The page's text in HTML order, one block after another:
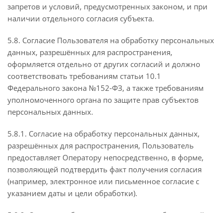
запретов и условий, предусмотренных законом, и при
наличии отдельного согласия субъекта.
5.8. Согласие Пользователя на обработку персональных
данных, разрешённых для распространения,
оформляется отдельно от других согласий и должно
соответствовать требованиям статьи 10.1
Федерального закона №152-ФЗ, а также требованиям
уполномоченного органа по защите прав субъектов
персональных данных.
5.8.1. Согласие на обработку персональных данных,
разрешённых для распространения, Пользователь
предоставляет Оператору непосредственно, в форме,
позволяющей подтвердить факт получения согласия
(например, электронное или письменное согласие с
указанием даты и цели обработки).